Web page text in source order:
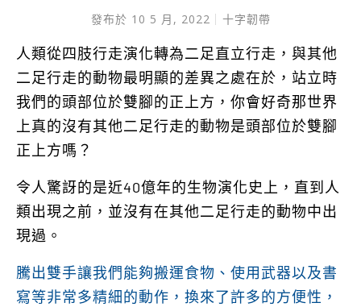
發布於 10 5 月, 2022 十字韌帶
人類從四肢行走演化轉為二足直立行走，與其他
二足行走的動物最明顯的差異之處在於，站立時
我們的頭部位於雙腳的正上方，你會好奇那世界
上真的沒有其他二足行走的動物是頭部位於雙腳
正上方嗎？
令人驚訝的是近40億年的生物演化史上，直到人
類出現之前，並沒有在其他二足行走的動物中出
現過。
騰出雙手讓我們能夠搬運食物、使用武器以及書
寫等非常多精細的動作，換來了許多的方便性，